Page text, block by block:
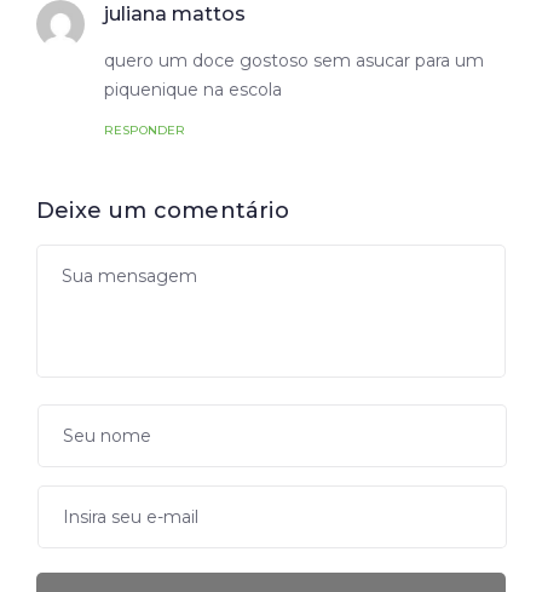
juliana mattos
quero um doce gostoso sem asucar para um
piquenique na escola
RESPONDER
Deixe um comentário